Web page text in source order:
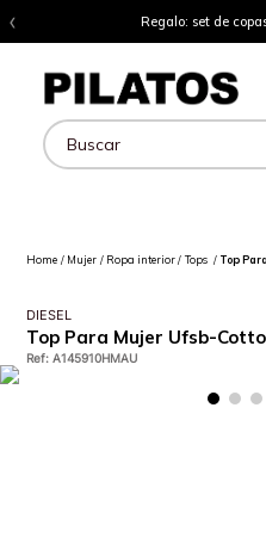
‹ Regalo: set de
Buscar
Mujer Ropa interior Tops Top
DIESEL
Top Para Mujer Ufsb-
Ref:A145910HMAU